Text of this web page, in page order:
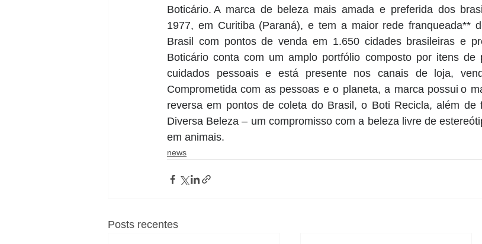
Boticário. A marca de beleza mais amada e preferida dos
1977, em Curitiba (Paraná), e tem a maior rede franqueada**
Brasil com pontos de venda em 1.650 cidades brasileiras e
Boticário conta com um amplo portfólio composto por itens de
cuidados pessoais e está presente nos canais de loja,
Comprometida com as pessoas e o planeta, a marca possui o
reversa em pontos de coleta do Brasil, o Boti Recicla, além de
Diversa Beleza – um compromisso com a beleza livre de
em animais.
news
Posts recentes